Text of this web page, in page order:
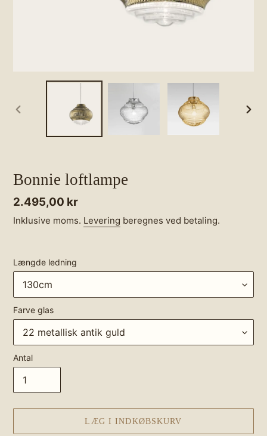
Bonnie loftlampe
Normalpris
2.495,00 kr
Inklusive moms. Levering beregnes ved betaling.
Længde ledning
Farve glas
Antal
LÆG I INDKØBSKURV